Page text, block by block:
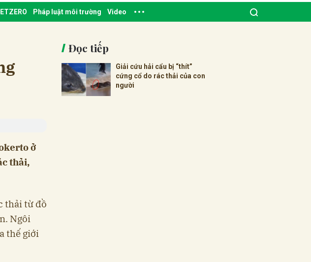
Pháp luật môi trường Video
ở
thải,
thải từ đồ
Ngôi
thế giới
Đọc tiếp
Giải cứu hải cẩu bị “thít”
cứng cổ do rác thải của con
người